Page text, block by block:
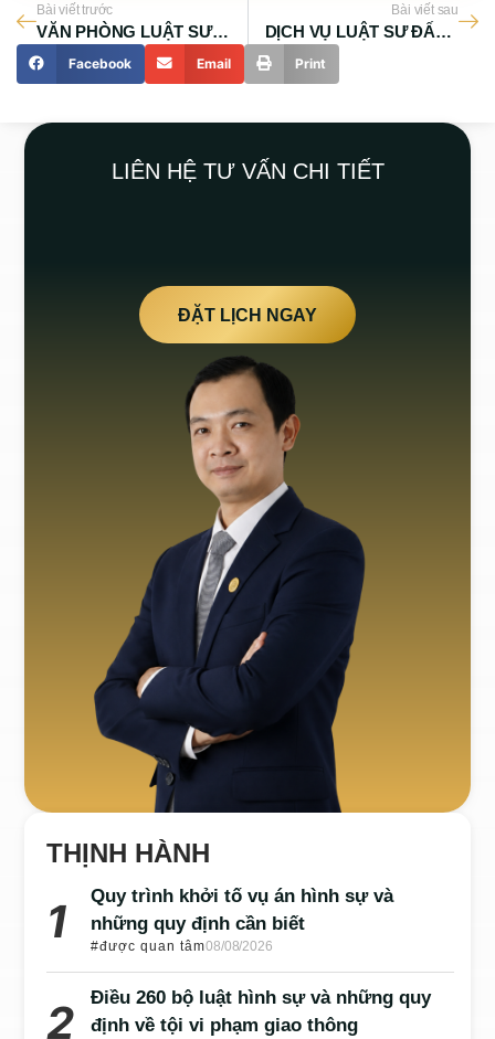
Bài viết trước
VĂN PHÒNG LUẬT SƯ TƯ VẤN NHÀ ĐẤT BÌNH CHÁNH
Bài viết sau
DỊCH VỤ LUẬT SƯ ĐẤT ĐAI Ở QUẬN BÌNH TÂN
Facebook Email Print
LIÊN HỆ TƯ VẤN CHI TIẾT
ĐẶT LỊCH NGAY
THỊNH HÀNH
Quy trình khởi tố vụ án hình sự và
những quy định cần biết
#được quan tâm08/08/2026
Điều 260 bộ luật hình sự và những quy
định về tội vi phạm giao thông